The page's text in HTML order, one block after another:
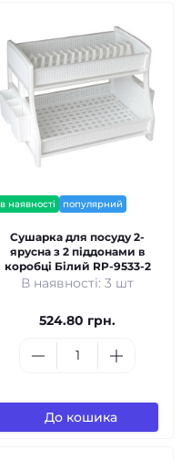
в наявності популярний
Сушарка для посуду 2-
ярусна з 2 піддонами в
коробці Білий RP-9533-2
В наявності: 3 шт
524.80 грн.
До кошика